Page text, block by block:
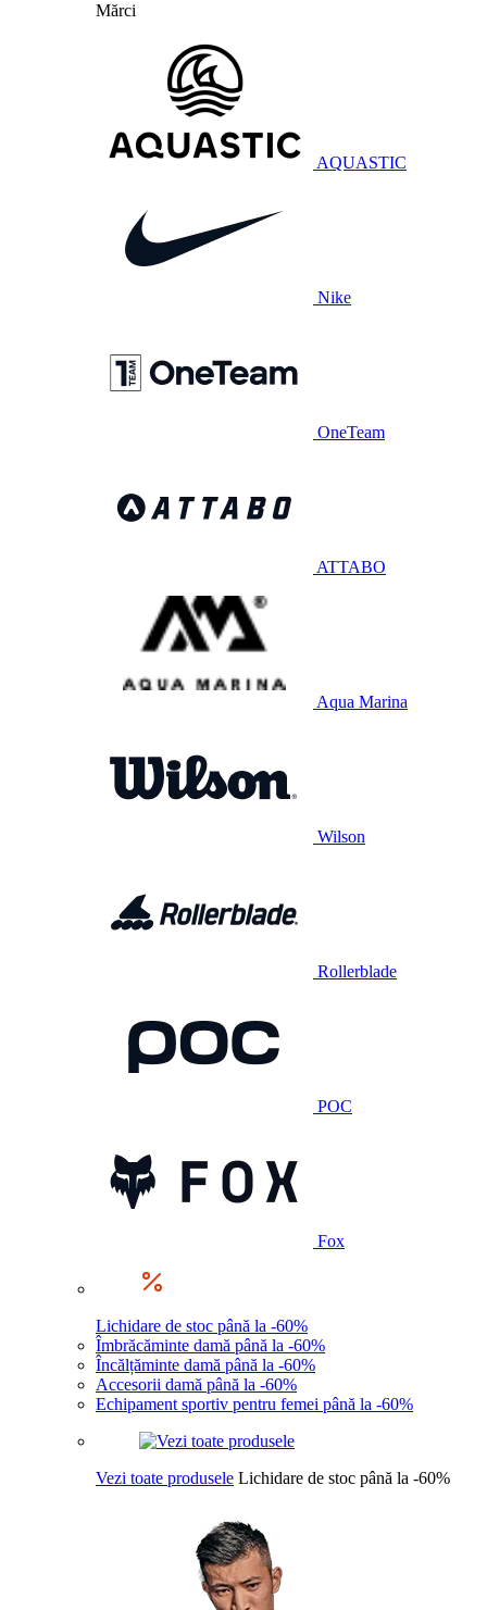
Mărci
AQUASTIC
Nike
OneTeam
ATTABO
Aqua Marina
Wilson
Rollerblade
POC
Fox
Lichidare de stoc până la -60%
Îmbrăcăminte damă până la -60%
Încălțăminte damă până la -60%
Accesorii damă până la -60%
Echipament sportiv pentru femei până la -60%
Vezi toate produsele Lichidare de stoc până la -60%